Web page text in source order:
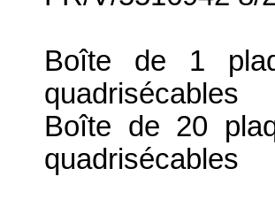
Boîte de 1
quadrisécables
Boîte de 20
quadrisécables